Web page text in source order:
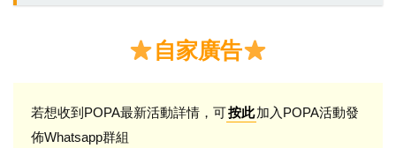
自家廣告
若想收到POPA最新活動詳情，可按此加入POPA活動發
佈Whatsapp群組